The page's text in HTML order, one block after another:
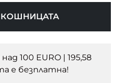
100 EURO | 195,58
e безплатна!